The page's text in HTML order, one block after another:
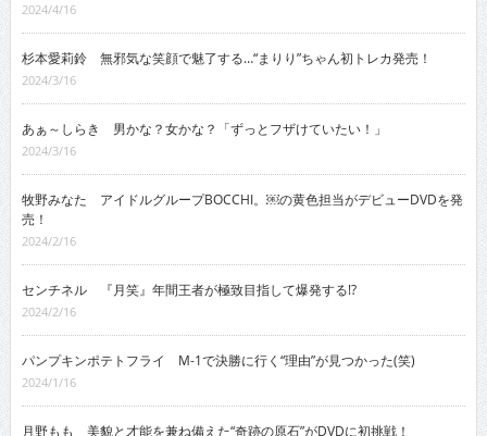
2024/4/16
杉本愛莉鈴 無邪気な笑顔で魅了する…“まりり”ちゃん初トレカ発売！
2024/3/16
あぁ～しらき 男かな？女かな？「ずっとフザけていたい！」
2024/3/16
牧野みなた アイドルグループBOCCHI。￼の黄色担当がデビューDVDを発
売！
2024/2/16
センチネル 『月笑』年間王者が極致目指して爆発する!?
2024/2/16
パンプキンポテトフライ M-1で決勝に行く“理由”が見つかった(笑)
2024/1/16
月野もも 美貌と才能を兼ね備えた“奇跡の原石”がDVDに初挑戦！